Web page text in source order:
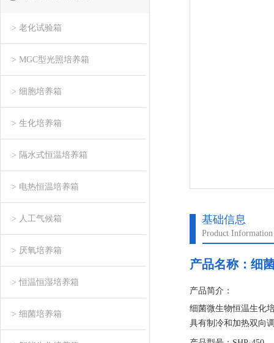
基础信息
Product Information
产品名称： 细
产品简介：
细菌微生物恒温生化
具有制冷和加热双向
产单位或部门实验室
> 老化试验箱
> MGC型光照培养箱
> 细胞培养箱
> 生化培养箱
> 隔水式恒温培养箱
> 电热恒温培养箱
> 人工气候箱
> 厌氧培养箱
> 恒温恒湿培养箱
> 细菌培养箱